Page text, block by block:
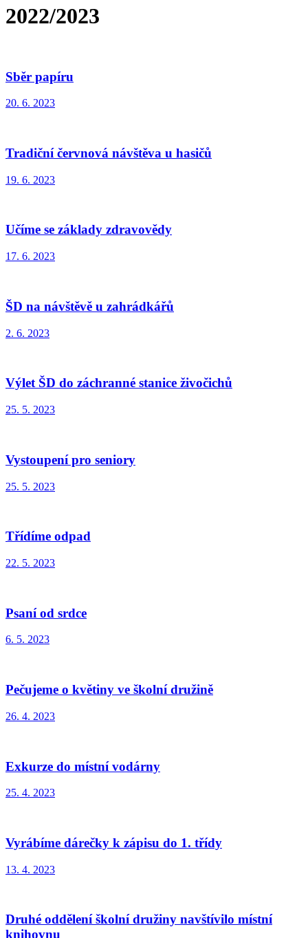
2022/2023
Sběr papíru
20. 6. 2023
Tradiční červnová návštěva u hasičů
19. 6. 2023
Učíme se základy zdravovědy
17. 6. 2023
ŠD na návštěvě u zahrádkářů
2. 6. 2023
Výlet ŠD do záchranné stanice živočichů
25. 5. 2023
Vystoupení pro seniory
25. 5. 2023
Třídíme odpad
22. 5. 2023
Psaní od srdce
6. 5. 2023
Pečujeme o květiny ve školní družině
26. 4. 2023
Exkurze do místní vodárny
25. 4. 2023
Vyrábíme dárečky k zápisu do 1. třídy
13. 4. 2023
Druhé oddělení školní družiny navštívilo místní
knihovnu